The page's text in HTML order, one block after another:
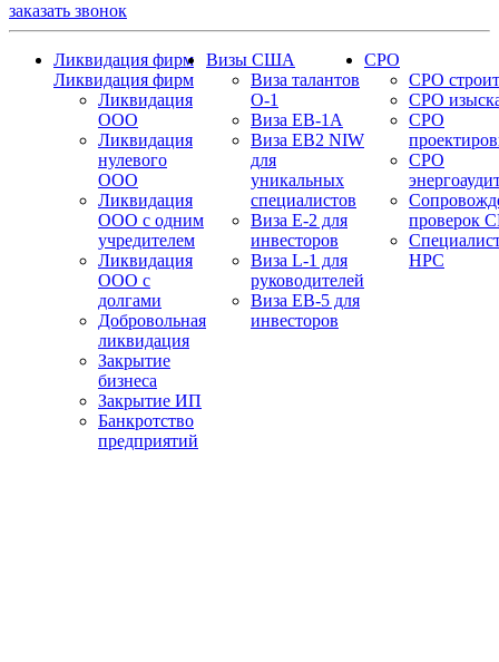
заказать звонок
Ликвидация фирм
Ликвидация фирм
Ликвидация
ООО
Ликвидация
нулевого
ООО
Ликвидация
ООО с одним
учредителем
Ликвидация
ООО с
долгами
Добровольная
ликвидация
Закрытие
бизнеса
Закрытие ИП
Банкротство
предприятий
Визы США
Виза талантов
О-1
Виза EB-1A
Виза EB2 NIW
для
уникальных
специалистов
Виза E-2 для
инвесторов
Виза L-1 для
руководителей
Виза EB-5 для
инвесторов
СРО
СРО
СРО
СРО
СРО
проверок
НРС